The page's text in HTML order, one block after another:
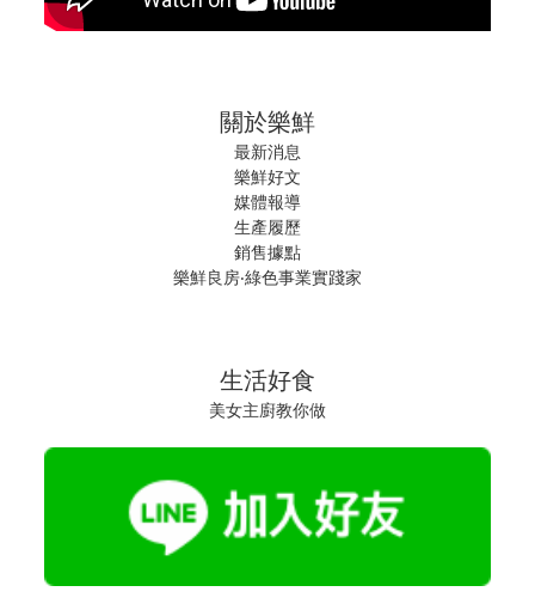
關於樂鮮
最新消息
樂鮮好文
媒體報導
生產履歷
銷售據點
樂鮮良房‧綠色事業實踐家
生活好食
美女主廚教你做